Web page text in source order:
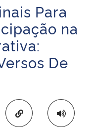
Para
na
De
Copiar para área